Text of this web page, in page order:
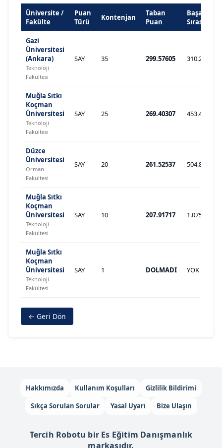
Üniversite /
Fakülte
Puan
Türü
Kontenjan
Taban
Puan
Başarı
Sırası
Gazi
Üniversitesi
(Ankara)
Teknoloji
Fakültesi
SAY 35 299.57605 310.279
Muğla Sıtkı
Koçman
Üniversitesi
Teknoloji
Fakültesi
SAY 25 269.40307 453.476
Düzce
Üniversitesi
Orman
Fakültesi
SAY 20 261.52537 504.880
Muğla Sıtkı
Koçman
Üniversitesi
Teknoloji
Fakültesi
SAY 10 207.91717 1.075.386
Muğla Sıtkı
Koçman
Üniversitesi
Teknoloji
Fakültesi
SAY 1 DOLMADI YOK
← Geri Dön
Hakkımızda Kullanım Koşulları
Gizlilik Bildirimi
Sıkça Sorulan Sorular
Yasal Uyarı Bize Ulaşın
Tercih Robotu bir Es Eğitim Danışmanlık
markasıdır.